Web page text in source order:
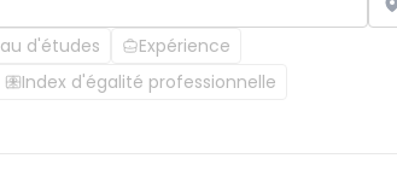
d'études Expérience
Index d'égalité professionnelle